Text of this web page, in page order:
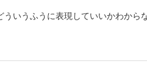
いうふうに表現していいかわから